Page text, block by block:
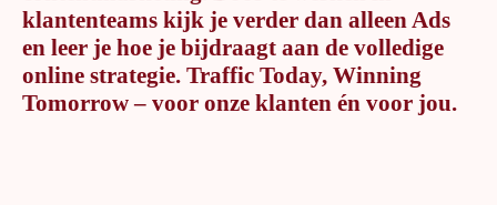
klantenteams kijk je verder dan alleen Ads
en leer je hoe je bijdraagt aan de volledige
online strategie. Traffic Today, Winning
Tomorrow – voor onze klanten én voor jou.